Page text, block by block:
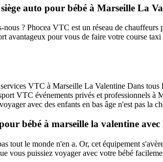
auto pour bébé à Marseille La
? Phocea VTC est un réseau de
avantageux pour vous de faire votre course
VTC à Marseille La Valentine Dans
VTC événements privés et professionnels
avec des enfants en bas âge n'est pas la
bébé à marseille la valentine
tout le monde n'en a. Or, cet équipement
vous puissiez voyager avec votre bébé